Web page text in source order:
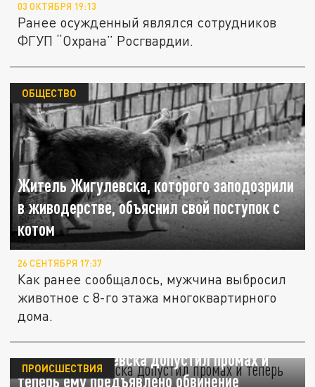
03 ОКТЯБРЯ 19:13
Ранее осужденный являлся сотрудников
ФГУП “Охрана” Росгвардии.
Житель Жигулевска, которого заподозрили
в живодерстве, объяснил свой поступок с
котом
ОБЩЕСТВО
26 СЕНТЯБРЯ 17:37
Как ранее сообщалось, мужчина выбросил
животное с 8-го этажа многоквартирного
дома.
Житель Жигулевска допустил промах и
теперь ему предъявлено обвинение
ПРОИСШЕСТВИЯ